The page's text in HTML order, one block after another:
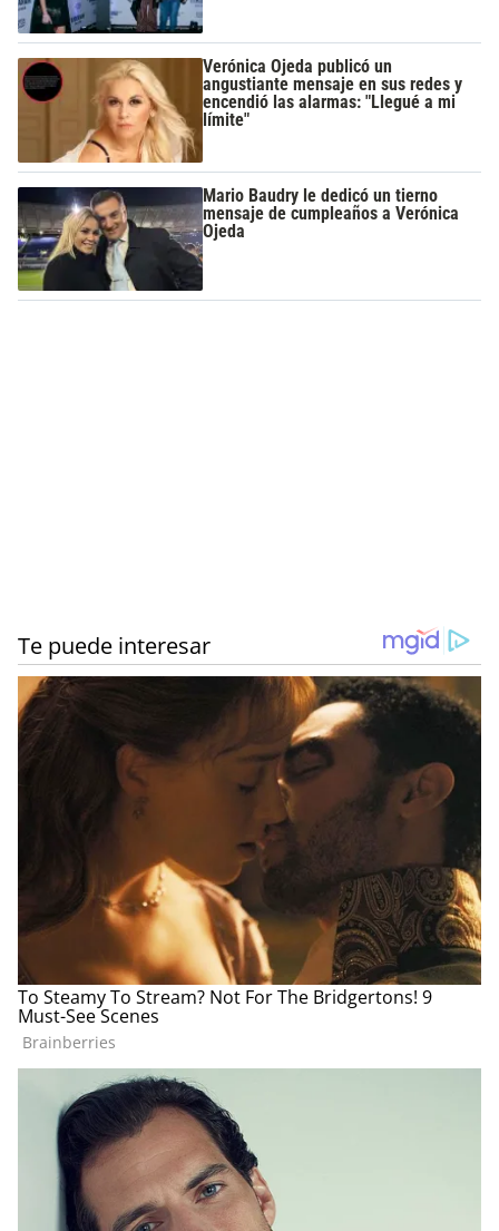
Verónica Ojeda publicó un
angustiante mensaje en sus redes y
encendió las alarmas: "Llegué a mi
límite"
Mario Baudry le dedicó un tierno
mensaje de cumpleaños a Verónica
Ojeda